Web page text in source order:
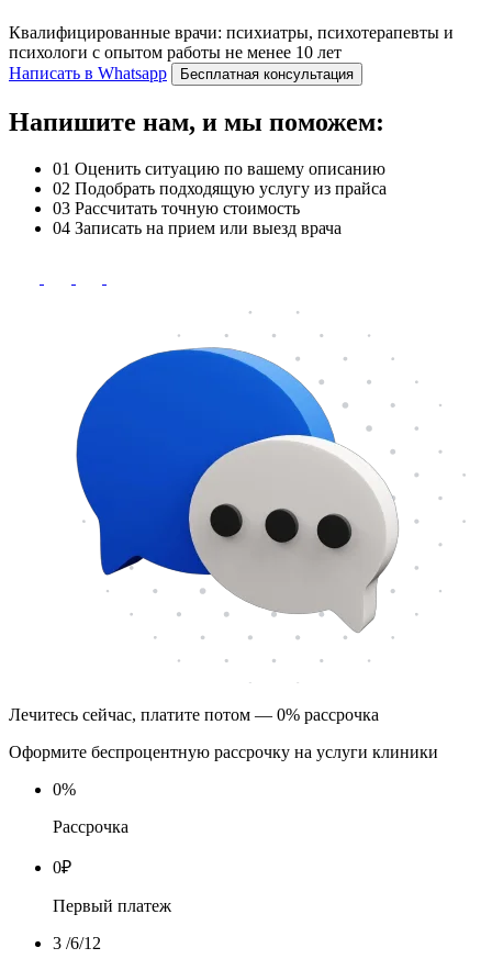
Квалифицированные врачи: психиатры, психотерапевты и
психологи с опытом работы не менее 10 лет
Написать в Whatsapp
Бесплатная консультация
Напишите нам, и мы поможем:
01 Оценить ситуацию по вашему описанию
02 Подобрать подходящую услугу из прайса
03 Рассчитать точную стоимость
04 Записать на прием или выезд врача
Лечитесь сейчас, платите потом — 0% рассрочка
Оформите беспроцентную рассрочку на услуги клиники
0%
Рассрочка
0₽
Первый платеж
3 /6/12